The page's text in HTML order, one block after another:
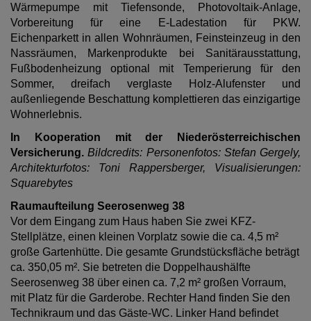
Wärmepumpe mit Tiefensonde, Photovoltaik-Anlage,
Vorbereitung für eine E-Ladestation für PKW.
Eichenparkett in allen Wohnräumen, Feinsteinzeug in den
Nassräumen, Markenprodukte bei Sanitärausstattung,
Fußbodenheizung optional mit Temperierung für den
Sommer, dreifach verglaste Holz-Alufenster und
außenliegende Beschattung komplettieren das einzigartige
Wohnerlebnis.
In Kooperation mit der Niederösterreichischen
Versicherung.Bildcredits: Personenfotos: Stefan Gergely,
Architekturfotos: Toni Rappersberger, Visualisierungen:
Squarebytes
Raumaufteilung Seerosenweg 38
Vor dem Eingang zum Haus haben Sie zwei KFZ-
Stellplätze, einen kleinen Vorplatz sowie die ca. 4,5 m²
große Gartenhütte. Die gesamte Grundstücksfläche beträgt
ca. 350,05 m². Sie betreten die Doppelhaushälfte
Seerosenweg 38 über einen ca. 7,2 m² großen Vorraum,
mit Platz für die Garderobe. Rechter Hand finden Sie den
Technikraum und das Gäste-WC. Linker Hand befindet